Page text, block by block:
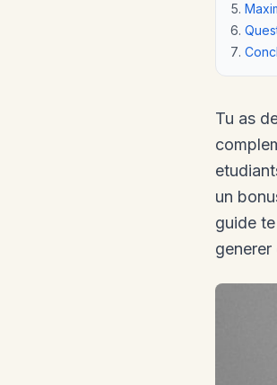
Tu as
un
guide
generer